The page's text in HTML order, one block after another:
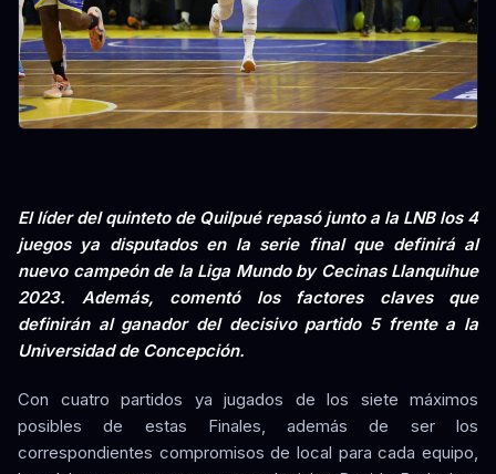
El líder del quinteto de Quilpué repasó junto a la LNB los 4
juegos ya disputados en la serie final que definirá al
nuevo campeón de la Liga Mundo by Cecinas Llanquihue
2023. Además, comentó los factores claves que
definirán al ganador del decisivo partido 5 frente a la
Universidad de Concepción.
Con cuatro partidos ya jugados de los siete máximos
posibles de estas Finales, además de ser los
correspondientes compromisos de local para cada equipo,